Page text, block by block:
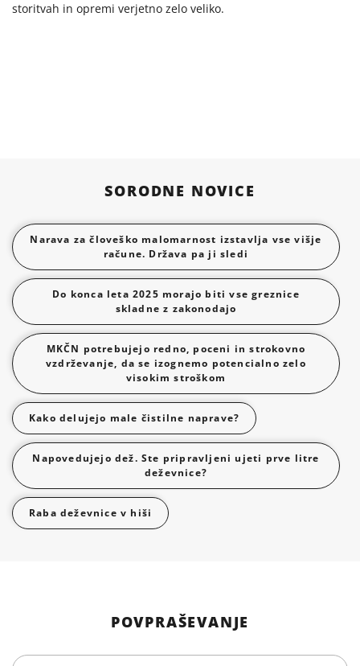
storitvah in opremi verjetno zelo veliko.
SORODNE NOVICE
Narava za človeško malomarnost izstavlja vse višje
račune. Država pa ji sledi
Do konca leta 2025 morajo biti vse greznice
skladne z zakonodajo
MKČN potrebujejo redno, poceni in strokovno
vzdrževanje, da se izognemo potencialno zelo
visokim stroškom
Kako delujejo male čistilne naprave?
Napovedujejo dež. Ste pripravljeni ujeti prve litre
deževnice?
Raba deževnice v hiši
POVPRAŠEVANJE